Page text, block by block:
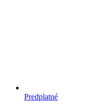
Predplatné